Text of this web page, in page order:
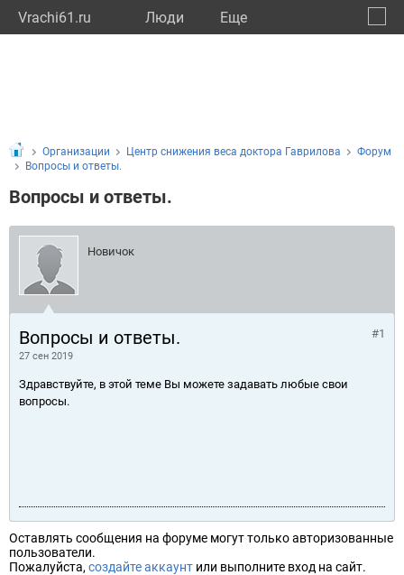
Vrachi61.ru Люди Eще
Организации Центр снижения веса доктора Гаврилова
Форум
Вопросы и ответы.
Вопросы и ответы.
Новичок
Вопросы и ответы.
27 сен 2019
#1
Здравствуйте, в этой теме Вы можете задавать любые свои
вопросы.
Оставлять сообщения на форуме могут только авторизованные
пользователи.
Пожалуйста, создайте аккаунт или выполните вход на сайт.